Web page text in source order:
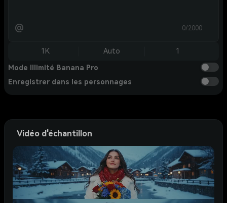
@ 0/2000
1K Auto 1
Mode Illimité Banana Pro
Enregistrer dans les personnages
Vidéo d'échantillon